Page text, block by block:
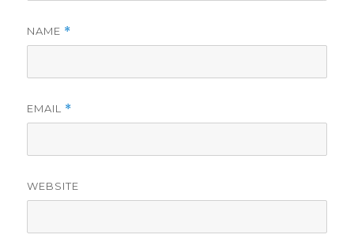
NAME *
EMAIL *
WEBSITE